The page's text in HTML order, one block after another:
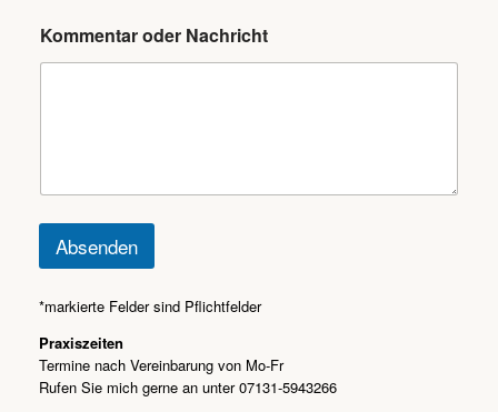
e
n
Kommentar oder Nachricht
Absenden
*markierte Felder sind Pflichtfelder
Praxiszeiten
Termine nach Vereinbarung von Mo-Fr
Rufen Sie mich gerne an unter 07131-5943266